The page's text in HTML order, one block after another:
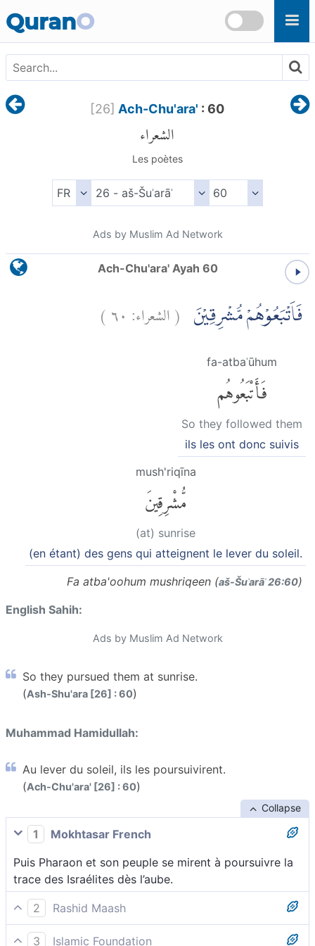
QuranO
[26] Ach-Chu'ara' : 60
الشعراء
Les poètes
Ads by Muslim Ad Network
Ach-Chu'ara' Ayah 60
فَاَتْبَعُوْهُمْ مُّشْرِقِيْنَ (الشعراء: ٦٠)
fa-atbaʿūhum
فَأَتْبَعُوهُم
So they followed them
ils les ont donc suivis
mush'riqīna
مُّشْرِقِينَ
(at) sunrise
(en étant) des gens qui atteignent le lever du soleil.
Fa atba'oohum mushriqeen (aš-Šuʿarāʾ 26:60)
English Sahih:
Ads by Muslim Ad Network
So they pursued them at sunrise.
(Ash-Shu'ara [26] : 60)
Muhammad Hamidullah:
Au lever du soleil, ils les poursuivirent.
(Ach-Chu'ara' [26] : 60)
Collapse
1
Mokhtasar French
Puis Pharaon et son peuple se mirent à poursuivre la
trace des Israélites dès l’aube.
2
Rashid Maash
60 Au lever du jour, Pharaon et son armée les avaient
3
Islamic Foundation